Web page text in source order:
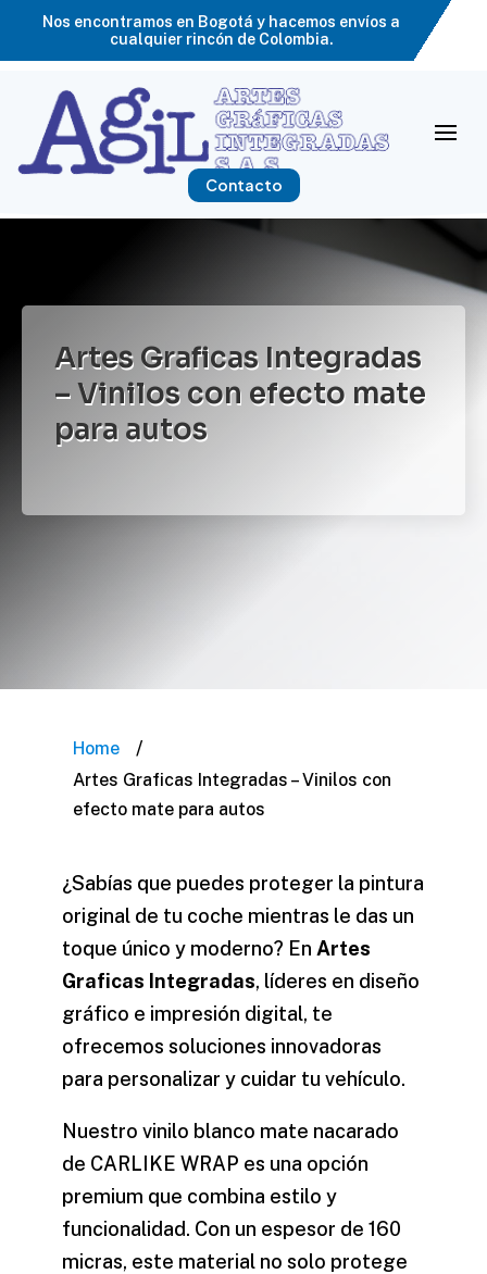
Nos encontramos en Bogotá y hacemos envíos a
cualquier rincón de Colombia.
Contacto
Artes Graficas Integradas
– Vinilos con efecto mate
para autos
Home /
Artes Graficas Integradas – Vinilos con
efecto mate para autos
¿Sabías que puedes proteger la pintura
original de tu coche mientras le das un
toque único y moderno? En Artes
Graficas Integradas, líderes en diseño
gráfico e impresión digital, te
ofrecemos soluciones innovadoras
para personalizar y cuidar tu vehículo.
Nuestro vinilo blanco mate nacarado
de CARLIKE WRAP es una opción
premium que combina estilo y
funcionalidad. Con un espesor de 160
micras, este material no solo protege